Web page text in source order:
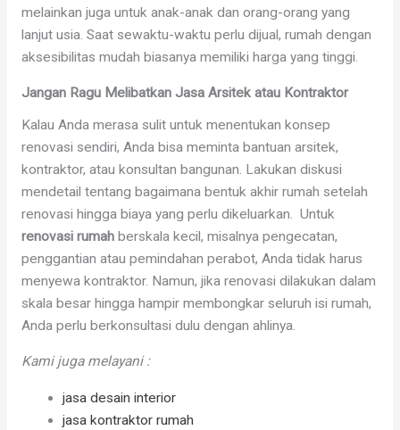
melainkan juga untuk anak-anak dan orang-orang yang
lanjut usia. Saat sewaktu-waktu perlu dijual, rumah dengan
aksesibilitas mudah biasanya memiliki harga yang tinggi.
Jangan Ragu Melibatkan Jasa Arsitek atau Kontraktor
Kalau Anda merasa sulit untuk menentukan konsep
renovasi sendiri, Anda bisa meminta bantuan arsitek,
kontraktor, atau konsultan bangunan. Lakukan diskusi
mendetail tentang bagaimana bentuk akhir rumah setelah
renovasi hingga biaya yang perlu dikeluarkan. Untuk
renovasi rumahberskala kecil, misalnya pengecatan,
penggantian atau pemindahan perabot, Anda tidak harus
menyewa kontraktor. Namun, jika renovasi dilakukan dalam
skala besar hingga hampir membongkar seluruh isi rumah,
Anda perlu berkonsultasi dulu dengan ahlinya.
Kami juga melayani :
jasa desain interior
jasa kontraktor rumah